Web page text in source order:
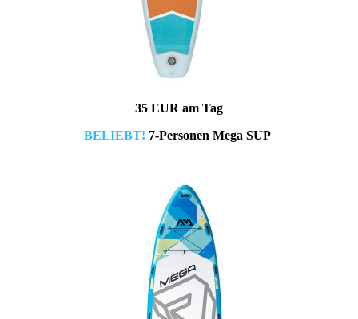
35 EUR am Tag
BELIEBT! 7-Personen Mega SUP